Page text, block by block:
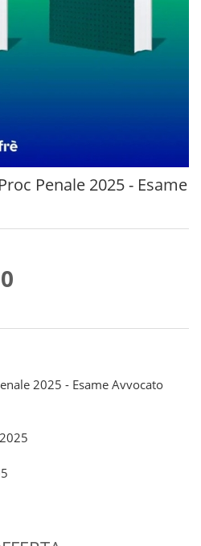
Penale 2025 - Esame
2025 - Esame Avvocato
2025